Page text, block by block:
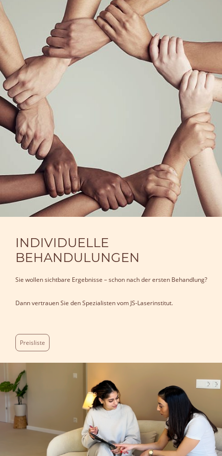
INDIVIDUELLE
BEHANDULUNGEN
Sie wollen sichtbare Ergebnisse – schon nach der ersten Behandlung?
Dann vertrauen Sie den Spezialisten vom JS-Laserinstitut.
Preisliste